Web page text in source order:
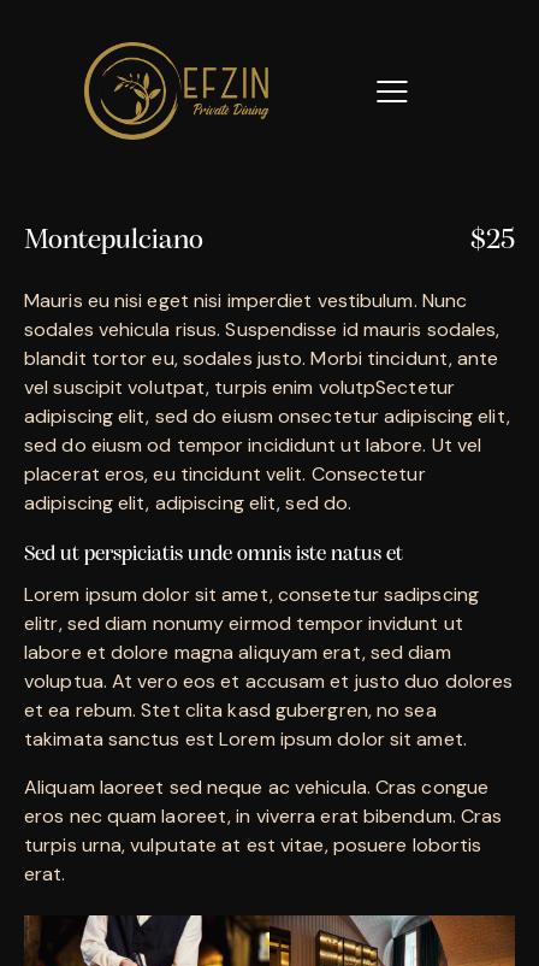
Montepulciano $25
Mauris eu nisi eget nisi imperdiet vestibulum. Nunc
sodales vehicula risus. Suspendisse id mauris sodales,
blandit tortor eu, sodales justo. Morbi tincidunt, ante
vel suscipit volutpat, turpis enim volutpSectetur
adipiscing elit, sed do eiusm onsectetur adipiscing elit,
sed do eiusm od tempor incididunt ut labore. Ut vel
placerat eros, eu tincidunt velit. Consectetur
adipiscing elit, adipiscing elit, sed do.
Sed ut perspiciatis unde omnis iste natus et
Lorem ipsum dolor sit amet, consetetur sadipscing
elitr, sed diam nonumy eirmod tempor invidunt ut
labore et dolore magna aliquyam erat, sed diam
voluptua. At vero eos et accusam et justo duo dolores
et ea rebum. Stet clita kasd gubergren, no sea
takimata sanctus est Lorem ipsum dolor sit amet.
Aliquam laoreet sed neque ac vehicula. Cras congue
eros nec quam laoreet, in viverra erat bibendum. Cras
turpis urna, vulputate at est vitae, posuere lobortis
erat.